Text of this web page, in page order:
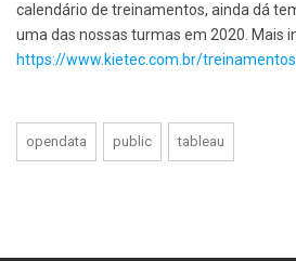
calendário de treinamentos, ainda dá
uma das nossas turmas em 2020. Mais
https://www.kietec.com.br/
opendata public tableau